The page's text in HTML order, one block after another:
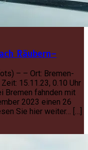
Räubern–
– – Ort: Bremen-
15.11.23, 0.10 Uhr
Bremen fahnden mit
2023 einen 26
Sie hier weiter… […]